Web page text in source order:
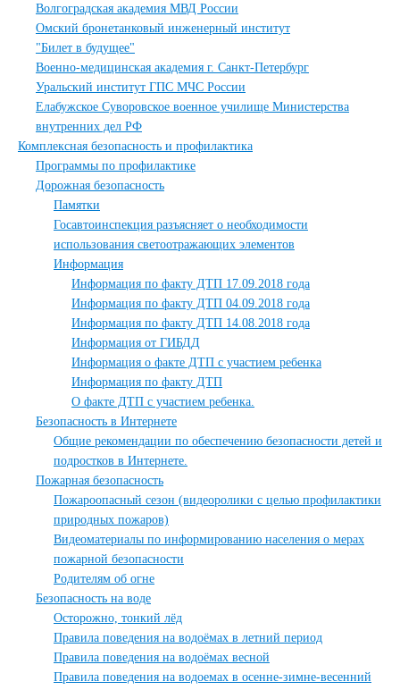
Волгоградская академия МВД России
Омский бронетанковый инженерный институт
"Билет в будущее"
Военно-медицинская академия г. Санкт-Петербург
Уральский институт ГПС МЧС России
Елабужское Суворовское военное училище Министерства
внутренних дел РФ
Комплексная безопасность и профилактика
Программы по профилактике
Дорожная безопасность
Памятки
Госавтоинспекция разъясняет о необходимости
использования светоотражающих элементов
Информация
Информация по факту ДТП 17.09.2018 года
Информация по факту ДТП 04.09.2018 года
Информация по факту ДТП 14.08.2018 года
Информация от ГИБДД
Информация о факте ДТП с участием ребенка
Информация по факту ДТП
О факте ДТП с участием ребенка.
Безопасность в Интернете
Общие рекомендации по обеспечению безопасности детей и
подростков в Интернете.
Пожарная безопасность
Пожароопасный сезон (видеоролики с целью профилактики
природных пожаров)
Видеоматериалы по информированию населения о мерах
пожарной безопасности
Родителям об огне
Безопасность на воде
Осторожно, тонкий лёд
Правила поведения на водоёмах в летний период
Правила поведения на водоёмах весной
Правила поведения на водоемах в осенне-зимне-весенний